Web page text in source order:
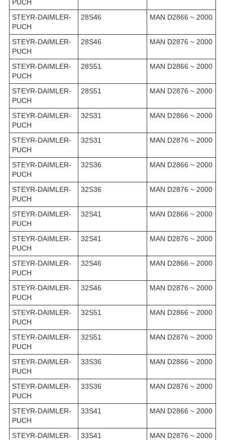
PUCH
STEYR-DAIMLER-
PUCH
28S46 MAN D2866 ~ 2000
STEYR-DAIMLER-
PUCH
28S46 MAN D2876 ~ 2000
STEYR-DAIMLER-
PUCH
28S51 MAN D2866 ~ 2000
STEYR-DAIMLER-
PUCH
28S51 MAN D2876 ~ 2000
STEYR-DAIMLER-
PUCH
32S31 MAN D2866 ~ 2000
STEYR-DAIMLER-
PUCH
32S31 MAN D2876 ~ 2000
STEYR-DAIMLER-
PUCH
32S36 MAN D2866 ~ 2000
STEYR-DAIMLER-
PUCH
32S36 MAN D2876 ~ 2000
STEYR-DAIMLER-
PUCH
32S41 MAN D2866 ~ 2000
STEYR-DAIMLER-
PUCH
32S41 MAN D2876 ~ 2000
STEYR-DAIMLER-
PUCH
32S46 MAN D2866 ~ 2000
STEYR-DAIMLER-
PUCH
32S46 MAN D2876 ~ 2000
STEYR-DAIMLER-
PUCH
32S51 MAN D2866 ~ 2000
STEYR-DAIMLER-
PUCH
32S51 MAN D2876 ~ 2000
STEYR-DAIMLER-
PUCH
33S36 MAN D2866 ~ 2000
STEYR-DAIMLER-
PUCH
33S36 MAN D2876 ~ 2000
STEYR-DAIMLER-
PUCH
33S41 MAN D2866 ~ 2000
STEYR-DAIMLER-
33S41 MAN D2876 ~ 2000